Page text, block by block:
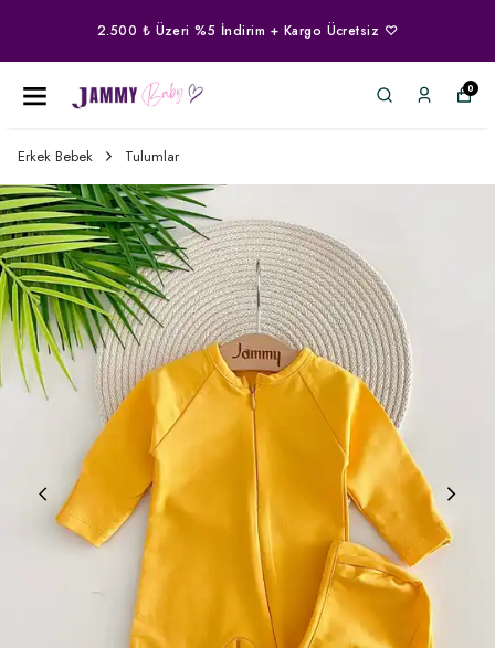
2.500 ₺ Üzeri %5 İndirim + Kargo Ücretsiz ♡
0
Erkek Bebek Tulumlar